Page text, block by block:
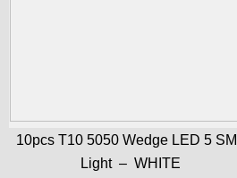
10pcs T10 5050 Wedge LED 5
Light – WHITE